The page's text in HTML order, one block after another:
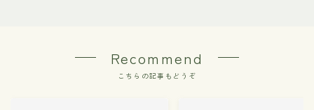
Recommend
こちらの記事もどうぞ